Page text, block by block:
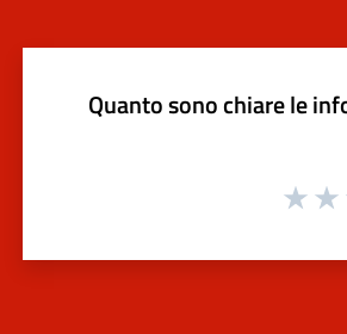
Quanto sono chiare le